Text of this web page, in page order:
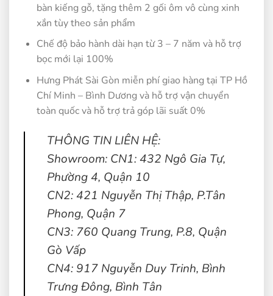
bàn kiếng gỗ, tặng thêm 2 gối ôm vô cùng xinh
xắn tùy theo sản phẩm
Chế độ bảo hành dài hạn từ 3 – 7 năm và hỗ trợ
bọc mới lại 100%
Hưng Phát Sài Gòn miễn phí giao hàng tại TP Hồ
Chí Minh – Bình Dương và hỗ trợ vận chuyển
toàn quốc và hỗ trợ trả góp lãi suất 0%
THÔNG TIN LIÊN HỆ:
Showroom: CN1: 432 Ngô Gia Tự,
Phường 4, Quận 10
CN2: 421 Nguyễn Thị Thập, P.Tân
Phong, Quận 7
CN3: 760 Quang Trung, P.8, Quận
Gò Vấp
CN4: 917 Nguyễn Duy Trinh, Bình
Trưng Đông, Bình Tân